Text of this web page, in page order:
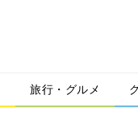
旅行・グルメ